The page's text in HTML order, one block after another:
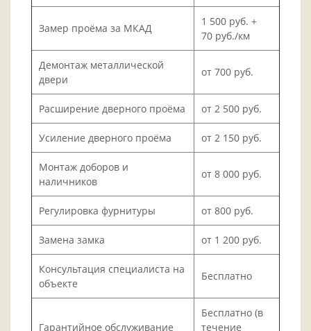
Замер проёма за МКАД
1 500 руб. +
70 руб./км
Демонтаж металлической
двери
от 700 руб.
Расширение дверного проёма от 2 500 руб.
Усиление дверного проёма от 2 150 руб.
Монтаж доборов и
наличников
от 8 000 руб.
Регулировка фурнитуры от 800 руб.
Замена замка от 1 200 руб.
Консультация специалиста на
объекте
Бесплатно
Гарантийное обслуживание
Бесплатно (в
течение